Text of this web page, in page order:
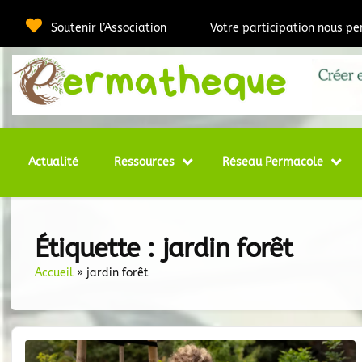
Soutenir l’Association Votre participation nous
Actualité Ressources Réseau Permacole
Étiquette : jardin forêt
Accueil » jardin forêt